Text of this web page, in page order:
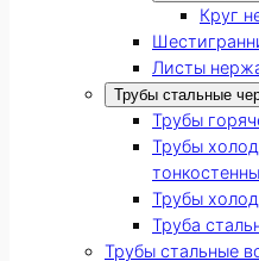
Круг
Листы
Трубы стальные
Трубы
Трубы
Трубы
Труба
Трубы стальные